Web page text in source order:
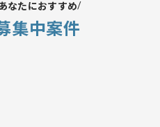
なたにおすすめ
集中案件